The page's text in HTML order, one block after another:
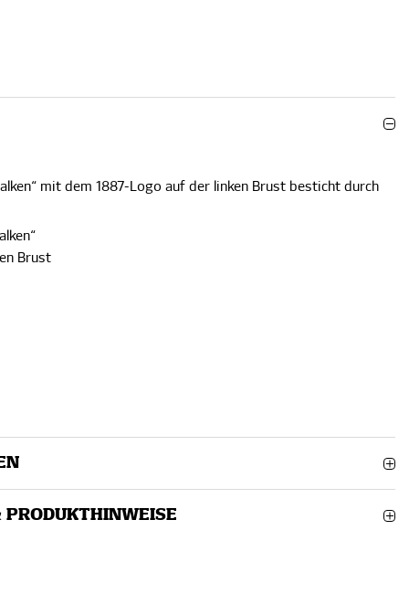
mit dem 1887-Logo auf der linken Brust besticht durch
Brust
PRODUKTHINWEISE